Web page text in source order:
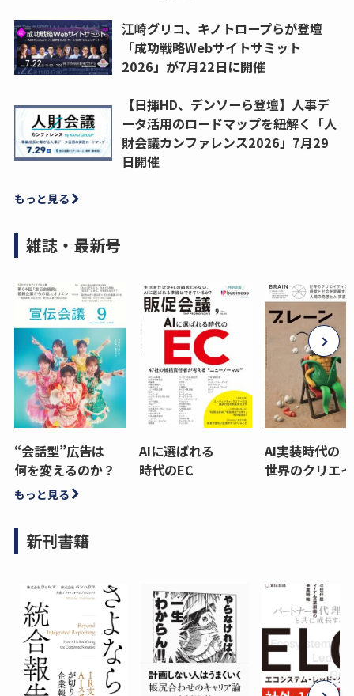
江崎グリコ、キノトロープらが登壇
「成功戦略Webサイトサミット
2026」が7月22日に開催
【日揮HD、デンソーら登壇】人事デ
ータ活用のロードマップを紐解く「人
財会議カンファレンス2026」7月29
日開催
もっと見る
雑誌・最新号
“会話型”広告は
何を変えるのか？
AIに選ばれる
時代のEC
AI実装時代の
世界のクリエ
もっと見る
新刊書籍